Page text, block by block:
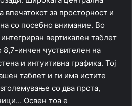
впечатокот за просторност и
со посебно внимание. Во
вертикален таблет
8,7-инчен чуствителен на
и интуитивна графика. Тој
таблет и ги има истите
со два прста,
Освен тоа е